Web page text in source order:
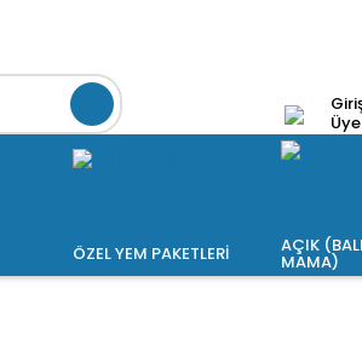
ÖZEL YEM PAKETLERİ AÇIK
MAMA)